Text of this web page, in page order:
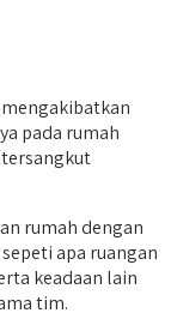
pada rumah
rumah dengan
apa ruangan
keadaan lain
tim.